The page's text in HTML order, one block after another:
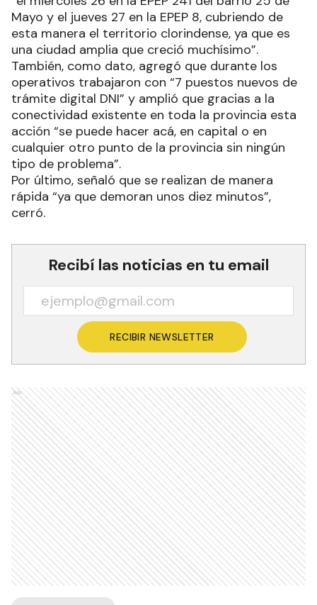
cercanía de los trámites, como pide el
gobernador”.
Además, adelantó que este operativo continuará
“el miércoles 26 en la EPEP 241 del barrio 25 de
Mayo y el jueves 27 en la EPEP 8, cubriendo de
esta manera el territorio clorindense, ya que es
una ciudad amplia que creció muchísimo”.
También, como dato, agregó que durante los
operativos trabajaron con “7 puestos nuevos de
trámite digital DNI” y amplió que gracias a la
conectividad existente en toda la provincia esta
acción “se puede hacer acá, en capital o en
cualquier otro punto de la provincia sin ningún
tipo de problema”.
Recibí las noticias en tu email
RECIBIR NEWSLETTER
Ads